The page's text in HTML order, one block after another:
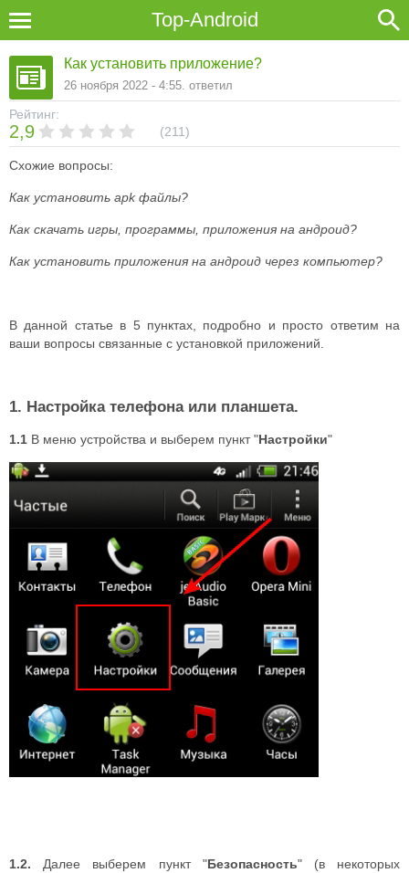
Top-Android
Рейтинг:
2,9 211
Как установить приложение?
26 ноября 2022 - 4:55. ответил
Схожие вопросы:
Как установить apk файлы?
Как скачать игры, программы, приложения на андроид?
Как установить приложения на андроид через компьютер?
В данной статье в 5 пунктах, подробно и просто ответим на
ваши вопросы связанные с установкой приложений.
1. Настройка телефона или планшета.
1.1 В меню устройства и выберем пункт "Настройки"
1.2. Далее выберем пункт "Безопасность" (в некоторых